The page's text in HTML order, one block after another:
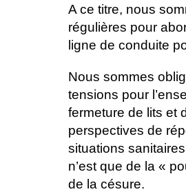
A ce titre, nous
régulières pour
ligne de conduite
Nous sommes
tensions pour
fermeture de lits et
perspectives de
situations
n’est que de la «
de la césure.